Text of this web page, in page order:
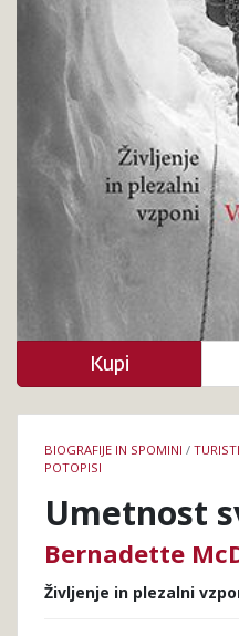
knjige
BIOGRAFIJE IN SPOMINI /
POTOPISI
Umetnost
Bernadette
Življenje in plezalni
Kupi